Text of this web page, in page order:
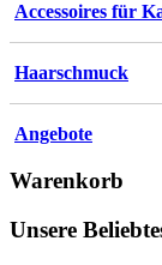
Accessoires für
Haarschmuck
Angebote
Warenkorb
Unsere